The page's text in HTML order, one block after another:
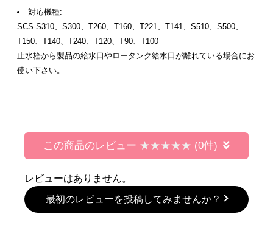
対応機種:
SCS-S310、S300、T260、T160、T221、T141、S510、S500、
T150、T140、T240、T120、T90、T100
止水栓から製品の給水口やロータンク給水口が離れている場合にお
使い下さい。
この商品のレビュー (0件)
レビューはありません。
最初のレビューを投稿してみませんか？